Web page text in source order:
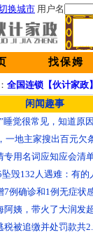
换城市 用户名
找保姆
全国连锁【伙计家政
闲闻趣事
专用名词应知应会清
7例确诊和1例无症状
税被追缴并处罚款共